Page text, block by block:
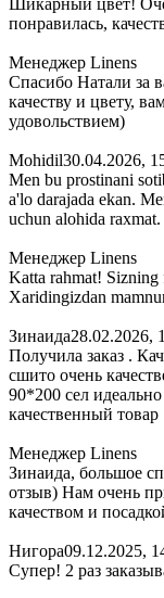
понравилась,
Менеджер Linens
Спасибо Натали за
качеству и цвету,
удовольствием)
Mohidil30.04.2026,
Men bu prostinani
a'lo darajada ekan.
uchun alohida raxmat.
Менеджер Linens
Katta rahmat!
Xaridingizdan
Зинаида28.02.2026,
Получила заказ .
сшито очень
90*200 сел
качественный товар
Менеджер Linens
Зинаида, большое
отзыв) Нам очень
качеством и
Нигора09.12.2025,
Супер! 2 раз